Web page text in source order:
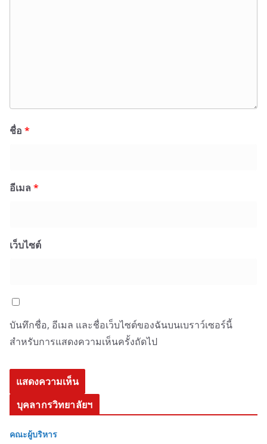
ชื่อ *
อีเมล *
เว็บไซต์
บันทึกชื่อ, อีเมล และชื่อเว็บไซต์ของฉันบนเบราว์เซอร์นี้
สำหรับการแสดงความเห็นครั้งถัดไป
บุคลากรวิทยาลัยฯ
คณะผู้บริหาร